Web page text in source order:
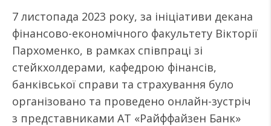
7 листопада 2023 року, за ініціативи декана
фінансово-економічного факультету Вікторії
Пархоменко, в рамках співпраці зі
стейкхолдерами, кафедрою фінансів,
банківської справи та страхування було
організовано та проведено онлайн-зустріч
з представниками АТ «Райффайзен Банк»